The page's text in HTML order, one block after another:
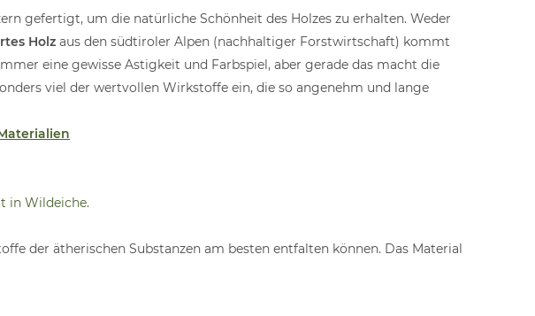
gefertigt, um die natürliche Schönheit des Holzes zu erhalten. Weder
Holz aus den südtiroler Alpen (nachhaltiger Forstwirtschaft) kommt
eine gewisse Astigkeit und Farbspiel, aber gerade das macht die
viel der wertvollen Wirkstoffe ein, die so angenehm und lange
in Wildeiche.
der ätherischen Substanzen am besten entfalten können. Das Material